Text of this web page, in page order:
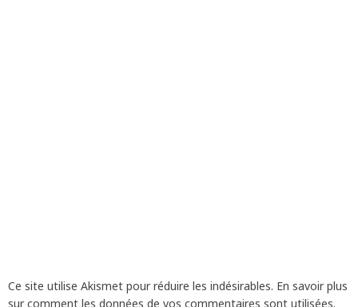
Ce site utilise Akismet pour réduire les indésirables. En savoir plus
sur comment les données de vos commentaires sont utilisées.